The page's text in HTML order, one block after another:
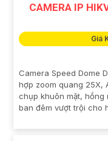
CAMERA IP
Giá
Camera Speed Dome
hợp zoom quang 25X,
chụp khuôn mặt, hồng
ban đêm vượt trội cho